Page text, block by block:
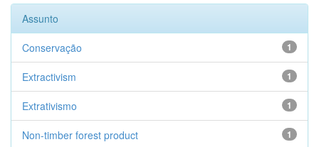
Assunto
1
Conservação
1
Extractivism
1
Extrativismo
1
Non-timber forest product